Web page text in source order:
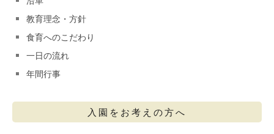
教育理念・方針
食育へのこだわり
一日の流れ
年間行事
入園をお考えの方へ